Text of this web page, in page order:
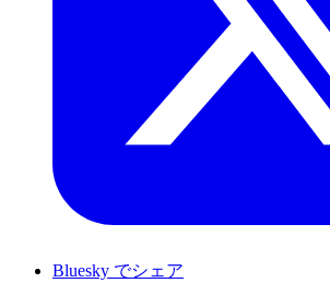
Bluesky でシェア